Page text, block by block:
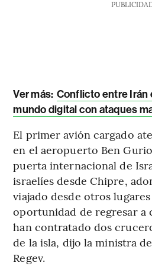
Ver más: Conflicto entre Irán
mundo digital con ataques
El primer avión cargado
en el aeropuerto Ben
puerta internacional de
israelíes desde Chipre,
viajado desde otros
oportunidad de regresar a
han contratado dos
de la isla, dijo la ministra
Regev.